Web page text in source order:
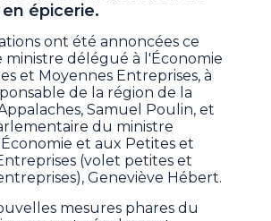
épicerie.
ont été annoncées ce
ministre délégué à l'Économie
et Moyennes Entreprises, à
de la région de la
Samuel Poulin, et
du ministre
et aux Petites et
(volet petites et
Geneviève Hébert.
mesures phares du